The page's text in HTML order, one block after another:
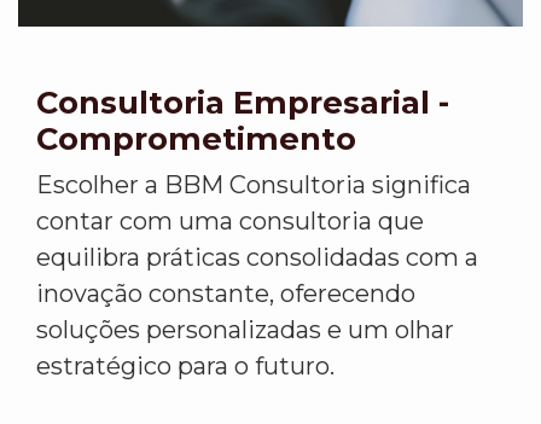
Consultoria Empresarial -
Comprometimento
Escolher a BBM Consultoria significa
contar com uma consultoria que
equilibra práticas consolidadas com a
inovação constante, oferecendo
soluções personalizadas e um olhar
estratégico para o futuro.